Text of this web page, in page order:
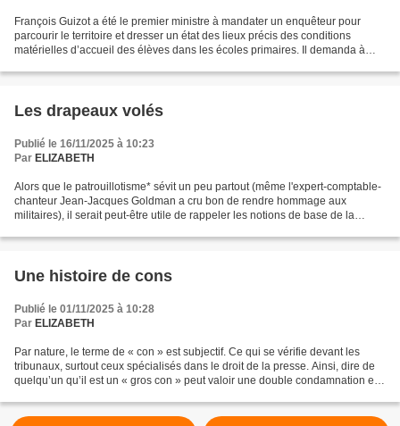
François Guizot a été le premier ministre à mandater un enquêteur pour
parcourir le territoire et dresser un état des lieux précis des conditions
matérielles d’accueil des élèves dans les écoles primaires. Il demanda à
Les drapeaux volés
Publié le 16/11/2025 à 10:23
Par ELIZABETH
Alors que le patrouillotisme* sévit un peu partout (même l'expert-comptable-
chanteur Jean-Jacques Goldman a cru bon de rendre hommage aux
militaires), il serait peut-être utile de rappeler les notions de base de la
Une histoire de cons
Publié le 01/11/2025 à 10:28
Par ELIZABETH
Par nature, le terme de « con » est subjectif. Ce qui se vérifie devant les
tribunaux, surtout ceux spécialisés dans le droit de la presse. Ainsi, dire de
quelqu’un qu’il est un « gros con » peut valoir une double condamnation en